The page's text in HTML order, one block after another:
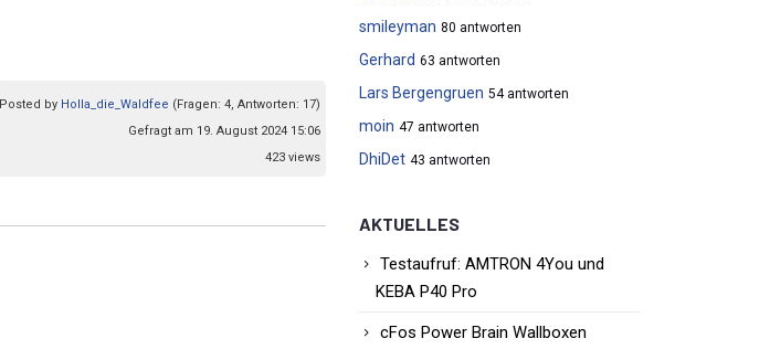
Posted by Holla_die_Waldfee (Fragen: 4, Antworten: 17)
Gefragt am 19. August 2024 15:06
423 views
smileyman 80 antworten
Gerhard 63 antworten
Lars Bergengruen 54 antworten
moin 47 antworten
DhiDet 43 antworten
AKTUELLES
Testaufruf: AMTRON 4You und
KEBA P40 Pro
cFos Power Brain Wallboxen